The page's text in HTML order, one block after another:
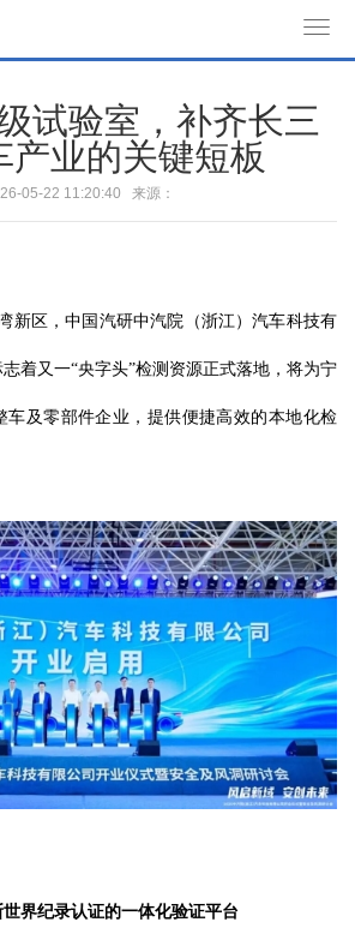
o
g
a
i
试验室，补齐长三
产业的关键短板
05-22 11:20:40 来源：
新区，中国汽研中汽院（浙江）汽车科技有
着又一“央字头”检测资源正式落地，将为宁
车及零部件企业，提供便捷高效的本地化检
界纪录认证的一体化验证平台